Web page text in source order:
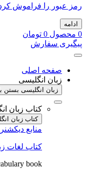
رمز عبور را فراموش
ادامه
0 محصول 0 تومان
پیگیری سفارش
صفحه اصلی
زبان انگلیسی
زبان انگلیسی بستن
کتاب زبان
کتاب زبان
منابع
کتاب لغات
book